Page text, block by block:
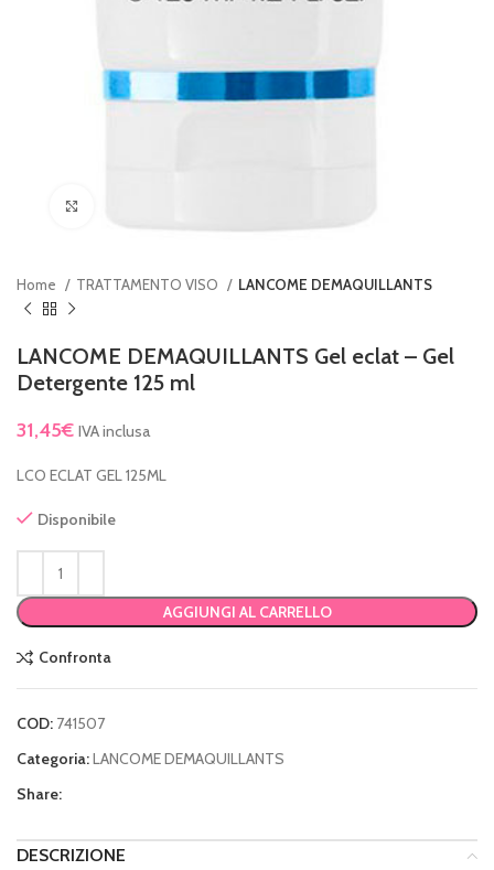
Home TRATTAMENTO VISO LANCOME DEMAQUILLANTS
LANCOME DEMAQUILLANTS Gel eclat – Gel
Detergente 125 ml
31,45€ IVA inclusa
LCO ECLAT GEL 125ML
Disponibile
AGGIUNGI AL CARRELLO
Confronta
COD: 741507
Categoria:LANCOME DEMAQUILLANTS
Share:
DESCRIZIONE